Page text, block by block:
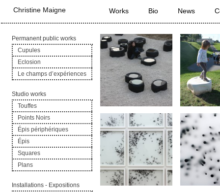
Christine Maigne Main menu
Skip to primary content
Skip to secondary content
Works Bio News
Permanent public works
Cupules
Eclosion
Le champs d’expériences
Studio works
Touffes
Points Noirs
Épis périphériques
Épis
Squares
Plans
Installations - Expositions